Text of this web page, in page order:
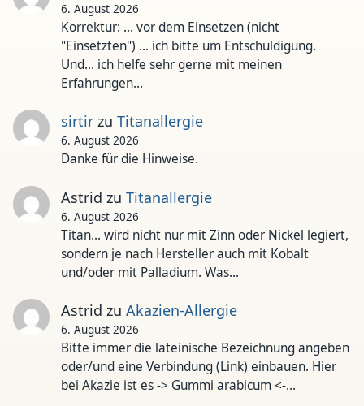
6. August 2026
Korrektur: ... vor dem Einsetzen (nicht
"Einsetzten") ... ich bitte um Entschuldigung.
Und... ich helfe sehr gerne mit meinen
Erfahrungen…
sirtirzu Titanallergie
6. August 2026
Danke für die Hinweise.
Astrid zu Titanallergie
6. August 2026
Titan... wird nicht nur mit Zinn oder Nickel legiert,
sondern je nach Hersteller auch mit Kobalt
und/oder mit Palladium. Was…
Astrid zu Akazien-Allergie
6. August 2026
Bitte immer die lateinische Bezeichnung angeben
oder/und eine Verbindung (Link) einbauen. Hier
bei Akazie ist es -> Gummi arabicum <-…